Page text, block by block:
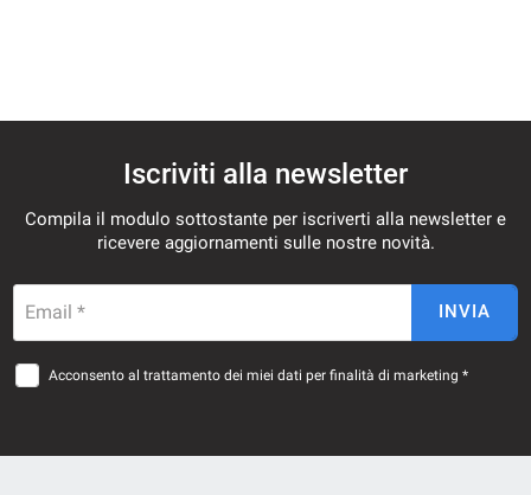
Iscriviti alla newsletter
Compila il modulo sottostante per iscriverti alla newsletter e
ricevere aggiornamenti sulle nostre novità.
Email * INVIA
Acconsento al trattamento dei miei dati per finalità di marketing *